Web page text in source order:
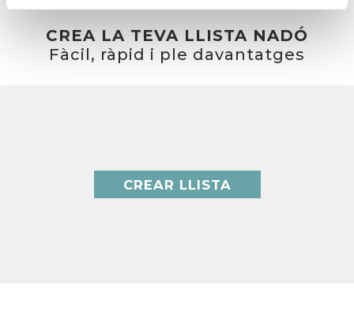
CREA LA TEVA LLISTA NADÓ
Fàcil, ràpid i ple davantatges
CREAR LLISTA